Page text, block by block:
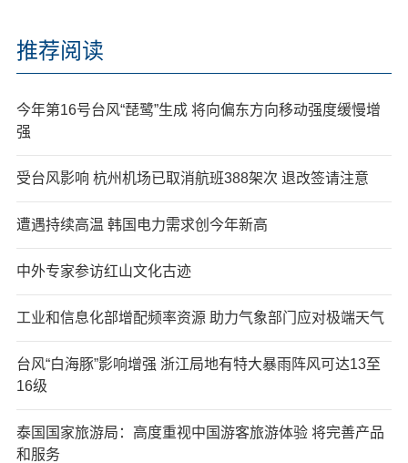
推荐阅读
今年第16号台风“琵鹭”生成 将向偏东方向移动强度缓慢增
强
受台风影响 杭州机场已取消航班388架次 退改签请注意
遭遇持续高温 韩国电力需求创今年新高
中外专家参访红山文化古迹
工业和信息化部增配频率资源 助力气象部门应对极端天气
台风“白海豚”影响增强 浙江局地有特大暴雨阵风可达13至
16级
泰国国家旅游局：高度重视中国游客旅游体验 将完善产品
和服务